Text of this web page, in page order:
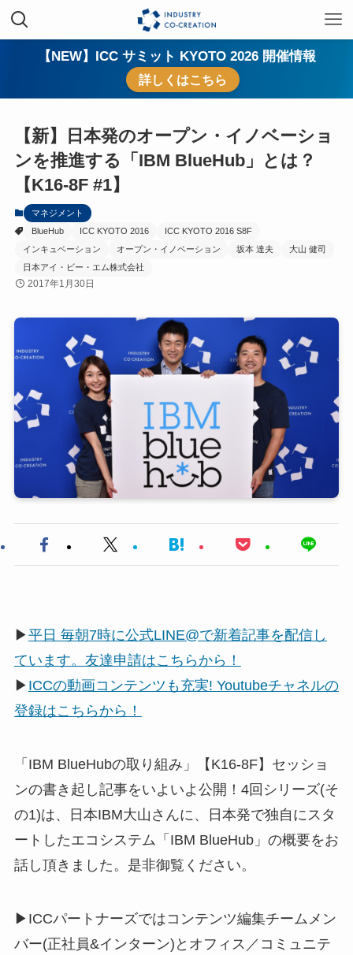
【NEW】ICC サミット KYOTO 2026 開催情報
詳しくはこちら
【新】日本発のオープン・イノベーショ
ンを推進する「IBM BlueHub」とは？
【K16-8F #1】
マネジメント
BlueHub
ICC KYOTO 2016
ICC KYOTO 2016 S8F
インキュベーション
オープン・イノベーション 坂本 達夫
大山 健司
日本アイ・ビー・エム株式会社
2017年1月30日
▶平日 毎朝7時に公式LINE@で新着記事を配信し
ています。友達申請はこちらから！
▶ ICCの動画コンテンツも充実! Youtubeチャネルの
登録はこちらから！
「IBM BlueHubの取り組み」【K16-8F】セッショ
ンの書き起し記事をいよいよ公開！4回シリーズ(そ
の1)は、日本IBM大山さんに、日本発で独自にスタ
ートしたエコシステム「IBM BlueHub」の概要をお
話し頂きました。是非御覧ください。
▶ICCパートナーズではコンテンツ編集チームメン
バー(正社員&インターン)とオフィス／コミュニテ